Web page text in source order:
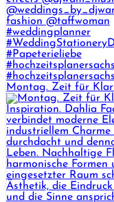
Montag. Zeit für